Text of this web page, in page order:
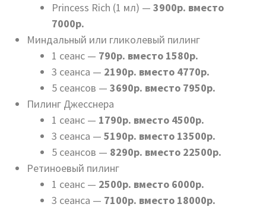
Princess Rich (1 мл) — 3900р. вместо
7000р.
Миндальный или гликолевый пилинг
1 сеанс — 790р. вместо 1580р.
3 сеанса — 2190р. вместо 4770р.
5 сеансов — 3690р. вместо 7950р.
Пилинг Джесснера
1 сеанс — 1790р. вместо 4500р.
3 сеанса — 5190р. вместо 13500р.
5 сеансов — 8290р. вместо 22500р.
Ретиноевый пилинг
1 сеанс — 2500р. вместо 6000р.
3 сеанса — 7100р. вместо 18000р.